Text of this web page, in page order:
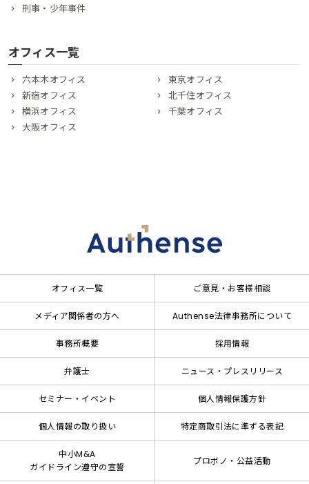
刑事・少年事件
オフィス一覧
六本木オフィス
東京オフィス
新宿オフィス
北千住オフィス
横浜オフィス
千葉オフィス
大阪オフィス
オフィス一覧 ご意見・お客様相談
メディア関係者の方へ Authense法律事務所について
事務所概要 採用情報
弁護士 ニュース・プレスリリース
セミナー・イベント 個人情報保護方針
個人情報の取り扱い 特定商取引法に準ずる表記
中小M&A
ガイドライン遵守の宣誓
プロボノ・公益活動